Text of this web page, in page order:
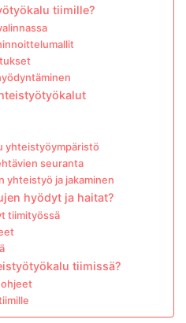
tiimille?
yhteistyöympäristö
seuranta
yhteistyö ja jakaminen
hyödyt ja haitat?
tiimityössä
tiimissä?